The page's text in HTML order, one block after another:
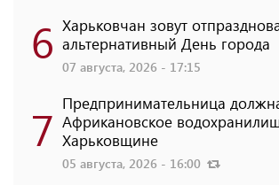
6 Харьковчан зовут
альтернативный День города
07 августа, 2026 - 17:15
7 Предпринимательница
Африкановское
Харьковщине
05 августа, 2026 - 16:00